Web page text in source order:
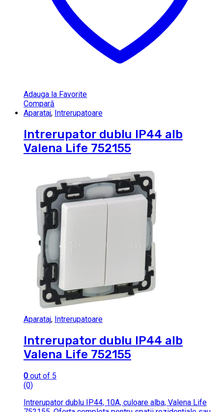
Adauga la Favorite
Compară
Aparataj, Intrerupatoare
Intrerupator dublu IP44 alb
Valena Life 752155
Aparataj, Intrerupatoare
Intrerupator dublu IP44 alb
Valena Life 752155
0 out of 5
(0)
Intrerupator dublu IP44, 10A, culoare alba, Valena Life